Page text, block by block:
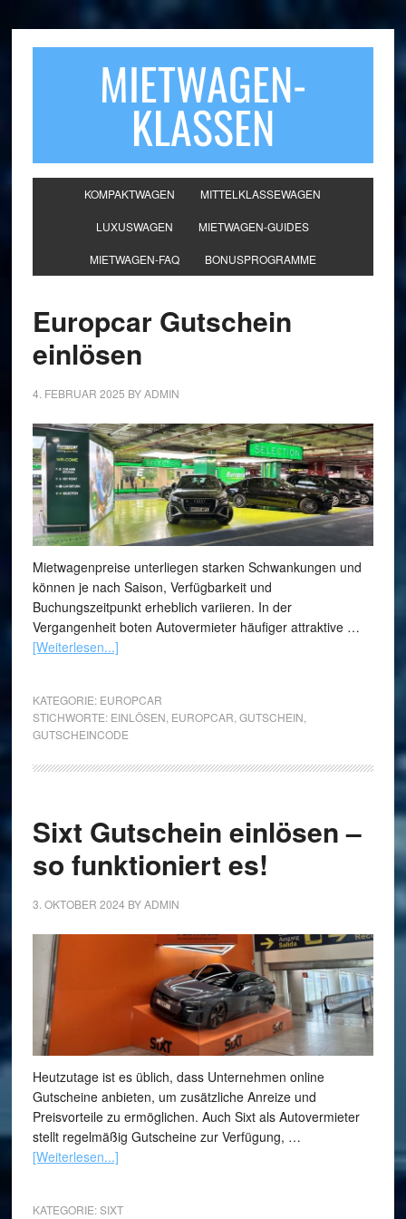
MIETWAGEN-
KLASSEN
KOMPAKTWAGEN MITTELKLASSEWAGEN
LUXUSWAGEN MIETWAGEN-GUIDES
MIETWAGEN-FAQ BONUSPROGRAMME
Europcar Gutschein
einlösen
4. FEBRUAR 2025 BYADMIN
Mietwagenpreise unterliegen starken Schwankungen und
können je nach Saison, Verfügbarkeit und
Buchungszeitpunkt erheblich variieren. In der
Vergangenheit boten Autovermieter häufiger attraktive …
[Weiterlesen...]
KATEGORIE: EUROPCAR
STICHWORTE: EINLÖSEN EUROPCAR GUTSCHEIN
GUTSCHEINCODE
Sixt Gutschein einlösen –
so funktioniert es!
3. OKTOBER 2024 BYADMIN
Heutzutage ist es üblich, dass Unternehmen online
Gutscheine anbieten, um zusätzliche Anreize und
Preisvorteile zu ermöglichen. Auch Sixt als Autovermieter
stellt regelmäßig Gutscheine zur Verfügung, …
[Weiterlesen...]
KATEGORIE:SIXT